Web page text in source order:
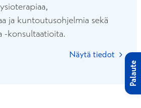
ja kuntoutusohjelmia sekä
-konsultaatioita.
Näytä tiedot
Palaute